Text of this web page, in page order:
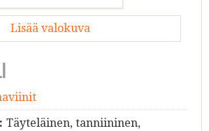
Lisää valokuva
Täyteläinen, tanniininen,